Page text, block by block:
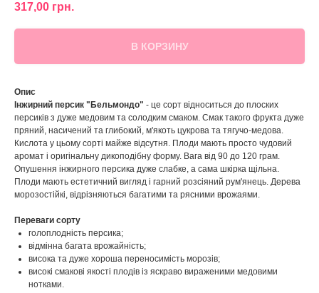
317,00 грн.
В КОРЗИНУ
Опис
Інжирний персик "Бельмондо" - це сорт відноситься до плоских
персиків з дуже медовим та солодким смаком. Смак такого фрукта дуже
пряний, насичений та глибокий, м'якоть цукрова та тягучо-медова.
Кислота у цьому сорті майже відсутня. Плоди мають просто чудовий
аромат і оригінальну дикоподібну форму. Вага від 90 до 120 грам.
Опушення інжирного персика дуже слабке, а сама шкірка щільна.
Плоди мають естетичний вигляд і гарний розсіяний рум'янець. Дерева
морозостійкі, відрізняються багатими та рясними врожаями.
Переваги сорту
голоплодність персика;
відмінна багата врожайність;
висока та дуже хороша переносимість морозів;
високі смакові якості плодів із яскраво вираженими медовими
нотками.